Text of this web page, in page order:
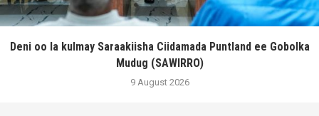
Deni oo la kulmay Saraakiisha Ciidamada Puntland ee Gobolka
Mudug (SAWIRRO)
9 August 2026